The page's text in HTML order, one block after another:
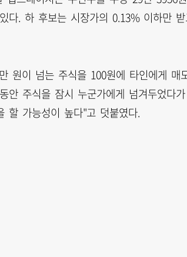
다. 하 후보는 시장가의 0.13% 이하만
원이 넘는 주식을 100원에 타인에게
안 주식을 잠시 누군가에게 넘겨두었다
할 가능성이 높다"고 덧붙였다.